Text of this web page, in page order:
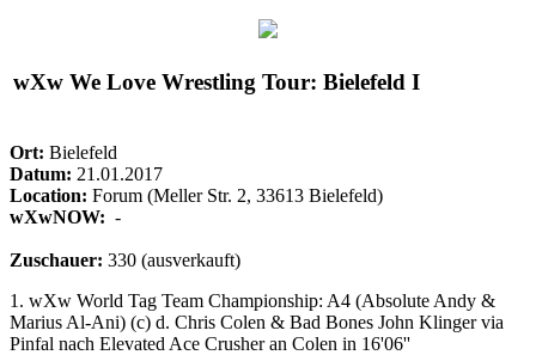
wXw We Love Wrestling Tour: Bielefeld I
Ort: Bielefeld
Datum: 21.01.2017
Location: Forum (Meller Str. 2, 33613 Bielefeld)
wXwNOW: -
Zuschauer: 330 (ausverkauft)
1. wXw World Tag Team Championship: A4 (Absolute Andy &
Marius Al-Ani) (c) d. Chris Colen & Bad Bones John Klinger via
Pinfal nach Elevated Ace Crusher an Colen in 16'06''